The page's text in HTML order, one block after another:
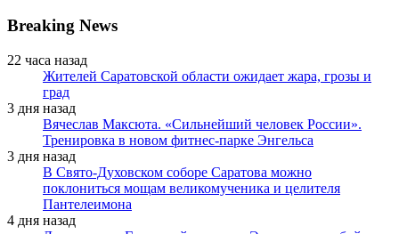
Breaking News
22 часа назад
Жителей Саратовской области ожидает жара, грозы и
град
3 дня назад
Вячеслав Максюта. «Сильнейший человек России».
Тренировка в новом фитнес-парке Энгельса
3 дня назад
В Свято-Духовском соборе Саратова можно
поклониться мощам великомученика и целителя
Пантелеимона
4 дня назад